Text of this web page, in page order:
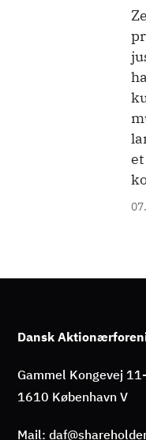
Dansk
Gammel Kongevej
1610 København V
Mail: